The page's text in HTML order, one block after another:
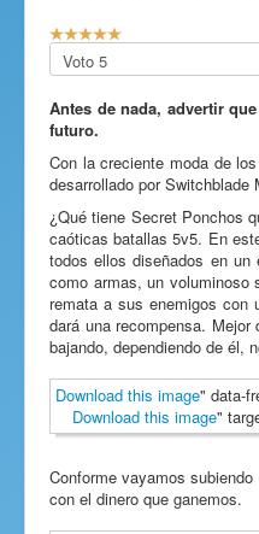
Ratio:5/5
Por
favor,
Antes de nada, advertir
futuro.
Con la creciente moda de
desarrollado por
¿Qué tiene Secret Ponchos
caóticas batallas 5v5. En
todos ellos diseñados en
como armas, un voluminoso
remata a sus enemigos con
dará una recompensa.
bajando, dependiendo de él,
Download this image" data-
Download this image"
Conforme vayamos
con el dinero que ganemos.